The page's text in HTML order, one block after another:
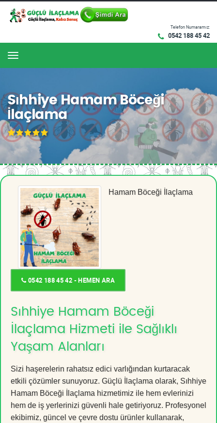
Telefon Numaramız:
0542 188 45 42
Menu
Sıhhiye Hamam Böceği
İlaçlama
Hamam Böceği İlaçlama
0542 188 45 42 - HEMEN ARA
Sıhhiye Hamam Böceği
İlaçlama Hizmeti ile Sağlıklı
Yaşam Alanları
Sizi haşerelerin rahatsız edici varlığından kurtaracak
etkili çözümler sunuyoruz. Güçlü İlaçlama olarak, Sıhhiye
Hamam Böceği İlaçlama hizmetimiz ile hem evlerinizi
hem de iş yerlerinizi güvenli hale getiriyoruz. Profesyonel
ekibimiz, güncel ve çevre dostu ürünler kullanarak,